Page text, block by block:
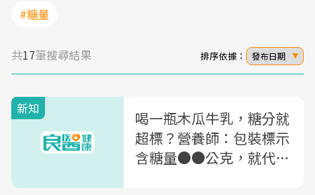
#糖量
共17筆搜尋結果 排序依據： 發布日期
新知
喝一瓶木瓜牛乳，糖分就
超標？營養師：包裝標示
含糖量●●公克，就代表